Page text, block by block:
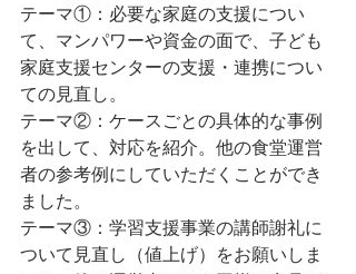
テーマ①：必要な家庭の支援につい
て、マンパワーや資金の面で、子ども
家庭支援センターの支援・連携につい
ての見直し。
テーマ②：ケースごとの具体的な事例
を出して、対応を紹介。他の食堂運営
者の参考例にしていただくことができ
ました。
テーマ③：学習支援事業の講師謝礼に
ついて見直し（値上げ）をお願いしま